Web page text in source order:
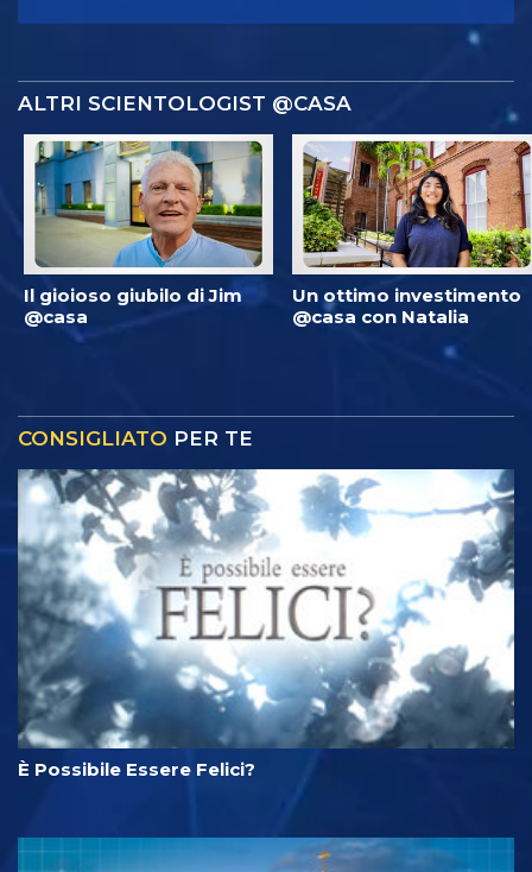
ALTRI SCIENTOLOGIST @CASA
Il gioioso giubilo di Jim
@casa
Un ottimo investimento
@casa con Natalia
CONSIGLIATO PER TE
È Possibile Essere Felici?